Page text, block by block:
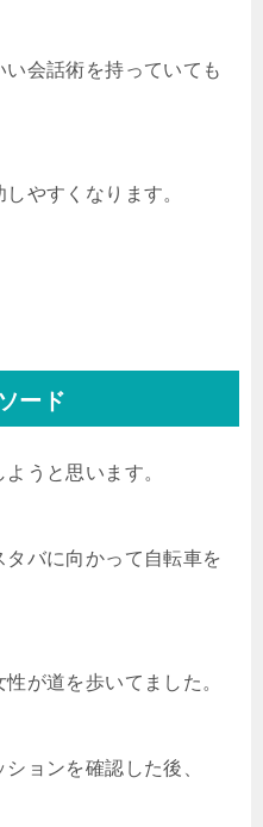
会話術を持っていても
やすくなります。
ード
うと思います。
バに向かって自転車を
が道を歩いてました。
ョンを確認した後、